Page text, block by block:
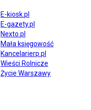
E-kiosk.pl
E-gazety.pl
Nexto.pl
Mała księgowość
Kancelarierp.pl
Wieści Rolnicze
Życie Warszawy